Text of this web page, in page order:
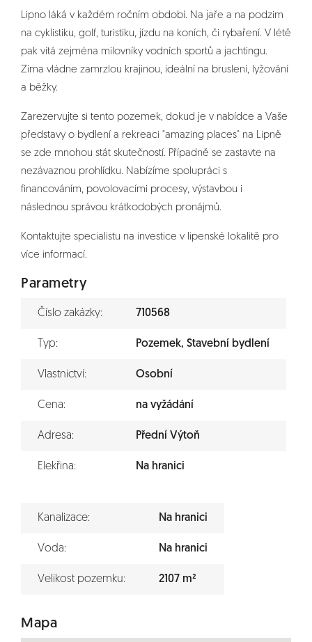
Lipno láká v každém ročním období. Na jaře a na podzim
na cyklistiku, golf, turistiku, jízdu na koních, či rybaření. V létě
pak vítá zejména milovníky vodních sportů a jachtingu.
Zima vládne zamrzlou krajinou, ideální na bruslení, lyžování
a běžky.
Zarezervujte si tento pozemek, dokud je v nabídce a Vaše
představy o bydlení a rekreaci "amazing places" na Lipně
se zde mnohou stát skutečností. Případně se zastavte na
nezávaznou prohlídku. Nabízíme spolupráci s
financováním, povolovacími procesy, výstavbou i
následnou správou krátkodobých pronájmů.
Kontaktujte specialistu na investice v lipenské lokalitě pro
více informací.
Parametry
Číslo zakázky: 710568
Typ: Pozemek, Stavební bydlení
Vlastnictví: Osobní
Cena: na vyžádání
Adresa: Přední Výtoň
Elekřina: Na hranici
Kanalizace: Na hranici
Voda: Na hranici
Velikost pozemku: 2107 m²
Mapa